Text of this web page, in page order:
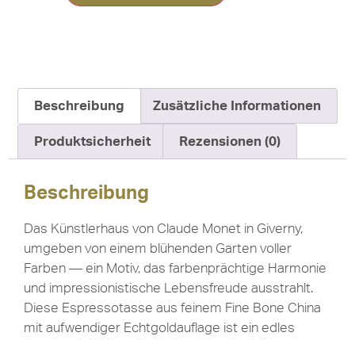
Beschreibung Zusätzliche Informationen
Produktsicherheit Rezensionen (0)
Beschreibung
Das Künstlerhaus von Claude Monet in Giverny,
umgeben von einem blühenden Garten voller
Farben — ein Motiv, das farbenprächtige Harmonie
und impressionistische Lebensfreude ausstrahlt.
Diese Espressotasse aus feinem Fine Bone China
mit aufwendiger Echtgoldauflage ist ein edles